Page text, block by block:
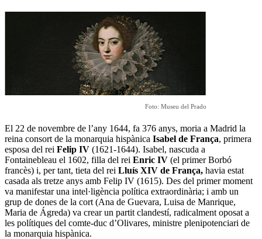
Foto: Museu del Prado
El 22 de novembre de l’any 1644, fa 376 anys, moria a Madrid la
reina consort de la monarquia hispànica Isabel de França, primera
esposa del rei Felip IV (1621-1644). Isabel, nascuda a
Fontainebleau el 1602, filla del rei Enric IV (el primer Borbó
francès) i, per tant, tieta del rei Lluís XIV de França, havia estat
casada als tretze anys amb Felip IV (1615). Des del primer moment
va manifestar una intel·ligència política extraordinària; i amb un
grup de dones de la cort (Ana de Guevara, Luisa de Manrique,
Maria de Ágreda) va crear un partit clandestí, radicalment oposat a
les polítiques del comte-duc d’Olivares, ministre plenipotenciari de
la monarquia hispànica.